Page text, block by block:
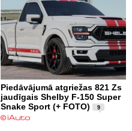
Piedāvājumā atgriežas 821 Zs
jaudīgais Shelby F-150 Super
Snake Sport (+ FOTO)
9